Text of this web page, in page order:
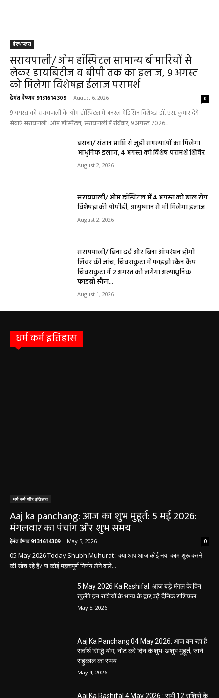
हेल्थ प्लस
सरायपाली/ ओम हॉस्पिटल सामान्य बीमारियों से
लेकर डायबिटीज व बीपी तक का इलाज, 9 अगस्त
को मिलेगा विशेषज्ञ ईलाज परामर्श
हेमंत वैष्णव 9131614309 - August 6, 2026 0
9 अगस्त को सरायपाली के ओम हॉस्पिटल में जनरल मेडिसिन विशेषज्ञ डॉ. एस. कुमार देंगे
सेवाएं सरायपाली। ओम हॉस्पिटल, सरायपाली में रविवार, 9 अगस्त 2026...
बसना/ संतान प्राप्ति से जुड़ी समस्याओं का मिलेगा
आधुनिक इलाज, 4 अगस्त को विशेष परामर्श शिविर
August 2, 2026
सरायपाली/ ओम हॉस्पिटल में 4 अगस्त को बाल रोग
विशेषज्ञ की ओपीडी, आयुष्मान से भी मिलेगा इलाज
August 2, 2026
सरायपाली/ बिना दर्द और बिना ऑपरेशन होगी
लिवर की जांच, चिवराकुटा में फाइब्रो स्कैन कैंप
चिवराकुटा में 2 अगस्त को लगेगा अत्याधुनिक
फाइब्रो स्कैन...
August 1, 2026
धर्म कर्म इतिहास
धर्म कर्म और इतिहास
Aaj ka panchang: आज का शुभ मुहूर्त: 5 मई 2026:
मंगलवार का पंचांग और शुभ समय
हेमंत वैष्णव 9131614309 - May 5, 2026 0
05 May 2026 Today Shubh Muhurat : क्या आप आज कोई नया काम शुरू करने
की सोच रहे हैं? या कोई महत्वपूर्ण निर्णय लेने वाले...
5 May 2026 Ka Rashifal: आज बड़े मंगल के दिन
खुलेंगे इन राशियों के भाग्य के द्वार,पढ़ें दैनिक राशिफल
May 5, 2026
Aaj Ka Panchang 04 May 2026: आज बन रहा है
सर्वार्थ सिद्धि योग, नोट करें दिन के शुभ-अशुभ मुहूर्त, जानें
राहुकाल का समय
May 4, 2026
Aaj Ka Rashifal 4 May 2026 : सभी 12 राशियों के